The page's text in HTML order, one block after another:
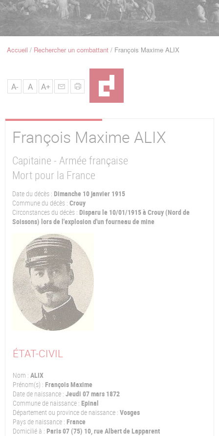
Navigation
FilAccueil Rechercher un combattant François Maxime ALIX
A- A A+
François Maxime ALIX
Capitaine - Armée française
Mort pour la France
Date du décès : Dimanche 10 janvier 1915
Commune du décès : Crouy
Circonstances du décès : Disparu le 10/01/1915 à Crouy (Nord de
Soissons) lors de l'explosion d'un fourneau de mine
ÉTAT-CIVIL
Nom : ALIX
Prénom(s) : François Maxime
Date de naissance : Jeudi 07 mars 1872
Commune de naissance : Epinal
Département ou province de naissance : Vosges
Pays de naissance : France
Domicilié à : Paris 07 (75) 10, rue Albert de Lapparent